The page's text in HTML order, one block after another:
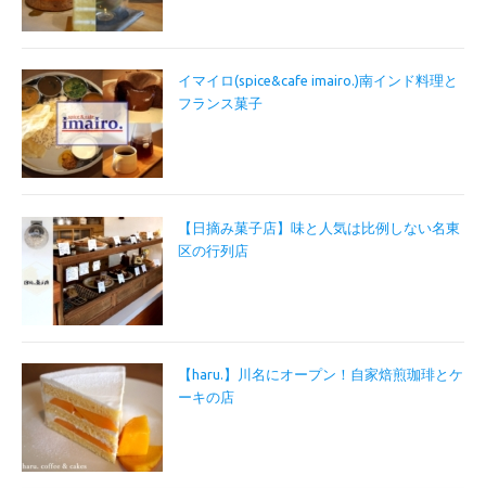
イマイロ(spice&cafe imairo.)南インド料理と
フランス菓子
【日摘み菓子店】味と人気は比例しない名東
区の行列店
【haru.】川名にオープン！自家焙煎珈琲とケ
ーキの店